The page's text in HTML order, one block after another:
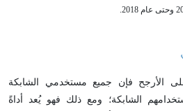
2018.
الأرجح فإن جميع مستخدمي الشابكة
الشابكة؛ ومع ذلك فهو يُعد أداةً